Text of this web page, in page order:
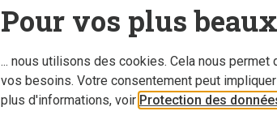
Pour vos plus
... nous utilisons des cookies. Cela nous
vos besoins. Votre consentement peut
plus d'informations, voir Protection des